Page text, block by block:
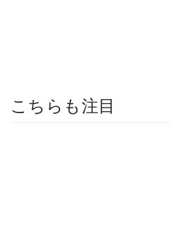
こちらも注目